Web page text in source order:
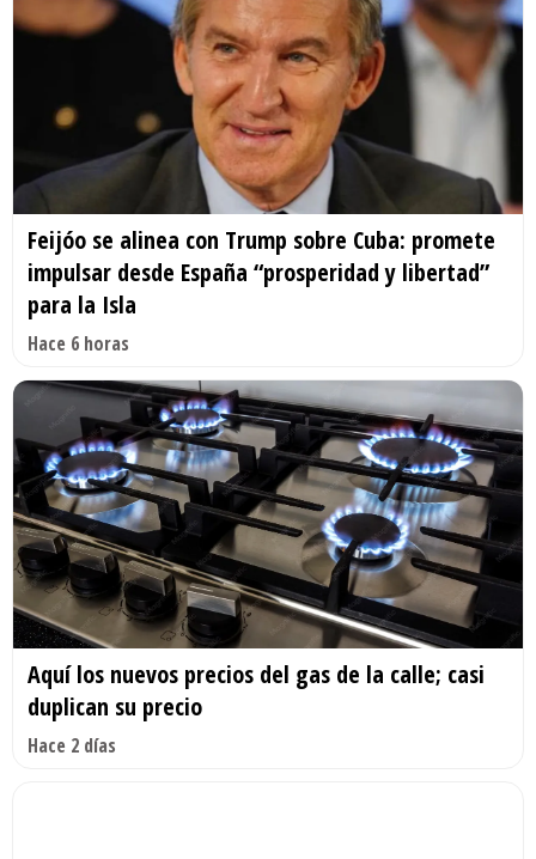
Feijóo se alinea con Trump sobre Cuba: promete
impulsar desde España “prosperidad y libertad”
para la Isla
Hace 6 horas
Aquí los nuevos precios del gas de la calle; casi
duplican su precio
Hace 2 días